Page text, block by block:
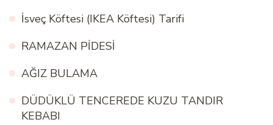
İsveç Köftesi (IKEA Köftesi) Tarifi
RAMAZAN PİDESİ
AĞIZ BULAMA
DÜDÜKLÜ TENCEREDE KUZU TANDIR
KEBABI